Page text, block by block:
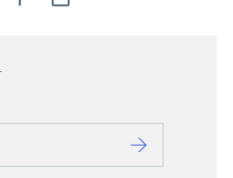
S’inscrire